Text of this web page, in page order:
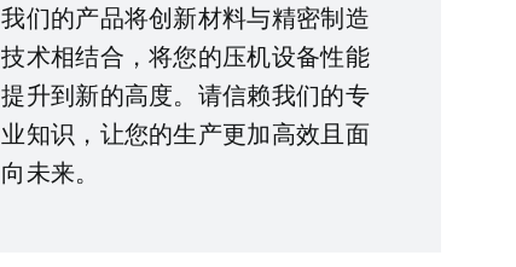
我们的产品将创新材料与精密制造
技术相结合，将您的压机设备性能
提升到新的高度。请信赖我们的专
业知识，让您的生产更加高效且面
向未来。